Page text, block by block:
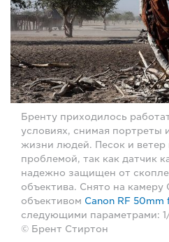
Бренту приходилось
условиях, снимая портреты
жизни людей. Песок и ветер
проблемой, так как датчик
надежно защищен от
объектива. Снято на камеру
объективом Canon RF 50mm
следующими параметрами:
© Брент Стиртон